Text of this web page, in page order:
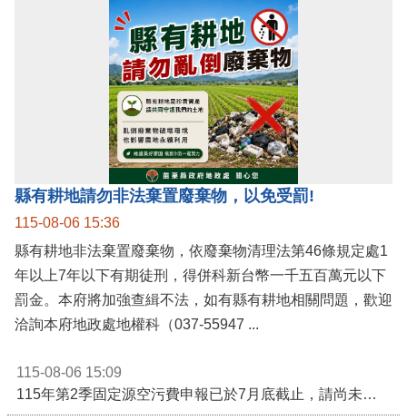
縣有耕地請勿非法棄置廢棄物，以免受罰!
115-08-06 15:36
縣有耕地非法棄置廢棄物，依廢棄物清理法第46條規定處1
年以上7年以下有期徒刑，得併科新台幣一千五百萬元以下
罰金。本府將加強查緝不法，如有縣有耕地相關問題，歡迎
洽詢本府地政處地權科（037-55947 ...
115-08-06 15:09
115年第2季固定源空污費申報已於7月底截止，請尚未申報公私場所儘速完成申繳，以免面臨滯納金及罰鍰!